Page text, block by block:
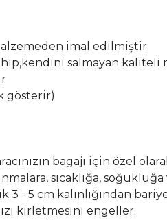
imal edilmiştir
salmayan
gösterir)
bagajı için özel
sıcaklığa, soğukluğa
5 cm kalınlığından
kirletmesini engeller.